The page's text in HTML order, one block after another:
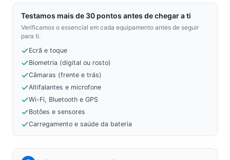
Testamos mais de 30 pontos antes de chegar a ti
Verificamos o essencial em cada equipamento antes de seguir
para ti.
Ecrã e toque
Biometria (digital ou rosto)
Câmaras (frente e trás)
Altifalantes e microfone
Wi-Fi, Bluetooth e GPS
Botões e sensores
Carregamento e saúde da bateria